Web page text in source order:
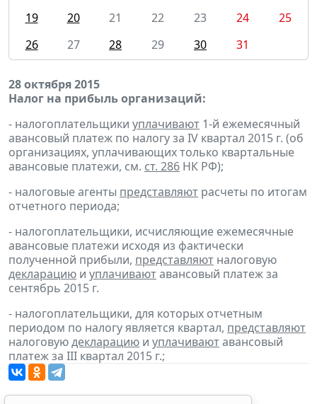
19
20 21 22 23 24
25
26
27 28 29 30 31
28 октября 2015
Налог на прибыль организаций:
- налогоплательщики уплачивают 1-й ежемесячный
авансовый платеж по налогу за IV квартал 2015 г. (об
организациях, уплачивающих только квартальные
авансовые платежи, см. ст. 286 НК РФ);
- налоговые агенты представляют расчеты по итогам
отчетного периода;
- налогоплательщики, исчисляющие ежемесячные
авансовые платежи исходя из фактически
полученной прибыли, представляют налоговую
декларацию и уплачиваютавансовый платеж за
сентябрь 2015 г.
- налогоплательщики, для которых отчетным
периодом по налогу является квартал, представляют
налоговуюдекларацию и уплачиваютавансовый
платеж за III квартал 2015 г.;